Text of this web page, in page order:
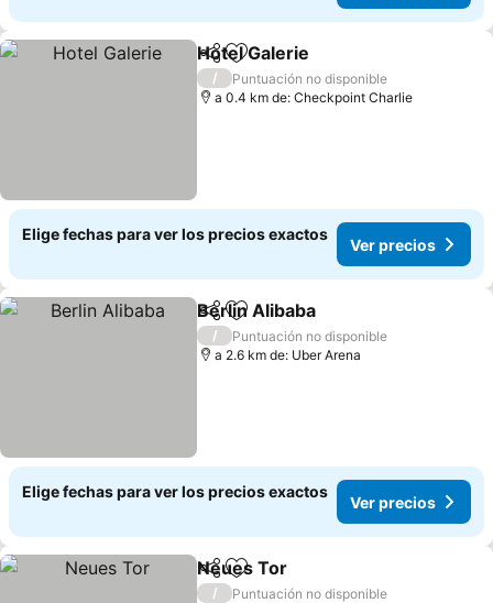
CompartirAgregar a favoritos
Hotel Galerie
/
Puntuación no disponible
a 0.4 km de: Checkpoint Charlie
Elige fechas para ver los precios exactos
Ver precios
CompartirAgregar a favoritos
Berlin Alibaba
/
Puntuación no disponible
a 2.6 km de: Uber Arena
Elige fechas para ver los precios exactos
Ver precios
CompartirAgregar a favoritos
Neues Tor
/
Puntuación no disponible